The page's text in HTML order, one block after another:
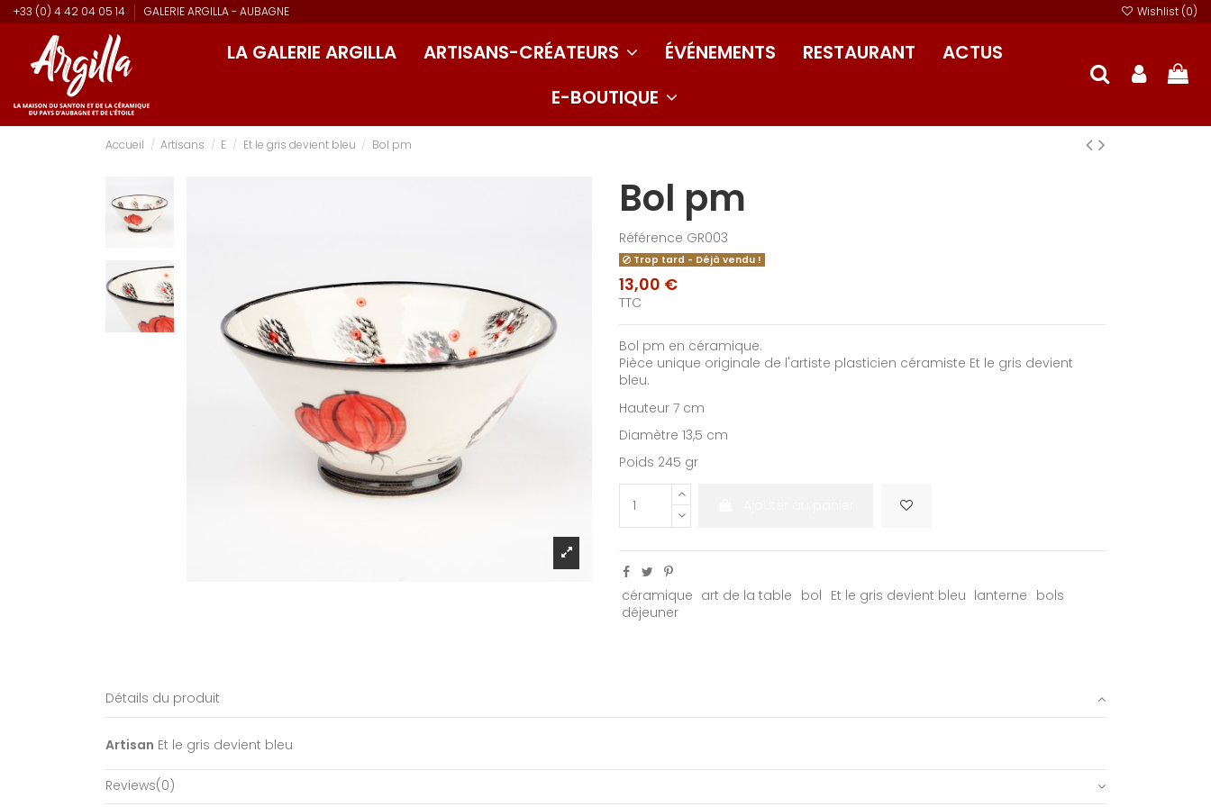
+33 (0) 4 42 04 05 14 GALERIE ARGILLA - AUBAGNE Wishlist (0)
LA GALERIE ARGILLA ARTISANS-CRÉATEURS ÉVÉNEMENTS RESTAURANT
ACTUS
E-BOUTIQUE
Accueil Artisans E Et le gris devient bleu Bol pm
Bol pm
Référence GR003
Trop tard - Déjà vendu !
13,00 €
TTC
Bol pm en céramique.
Pièce unique originale de l'artiste plasticien céramiste Et le gris devient
bleu.
Hauteur 7 cm
Diamètre 13,5 cm
Poids 245 gr
céramique art de la table bol Et le gris devient bleu lanterne bols
déjeuner
Détails du produit
Artisan Et le gris devient bleu
Reviews(0)